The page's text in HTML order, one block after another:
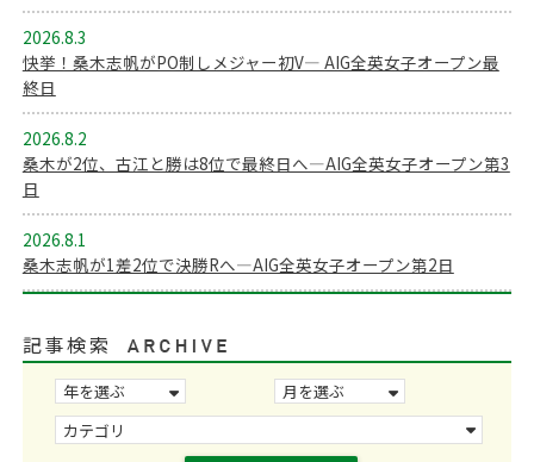
2026.8.3
快挙！桑木志帆がPO制しメジャー初V― AIG全英女子オープン最
終日
2026.8.2
桑木が2位、古江と勝は8位で最終日へ―AIG全英女子オープン第3
日
2026.8.1
桑木志帆が1差2位で決勝Rへ―AIG全英女子オープン第2日
記事検索